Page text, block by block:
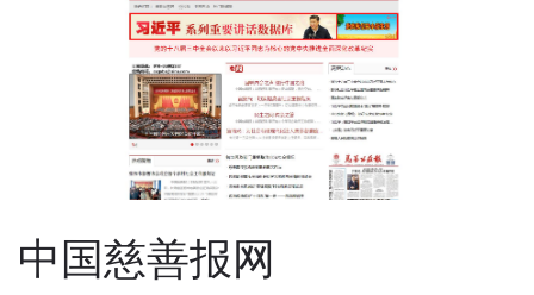
中国慈善报网